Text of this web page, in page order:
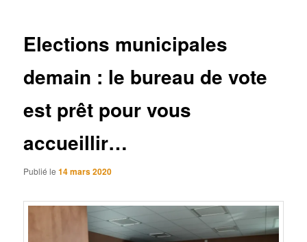
Elections municipales
demain : le bureau de vote
est prêt pour vous
accueillir…
Publié le14 mars 2020